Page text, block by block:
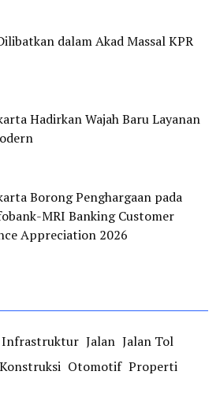
dalam Akad Massal KPR
Hadirkan Wajah Baru Layanan
Borong Penghargaan pada
MRI Banking Customer
Appreciation 2026
Infrastruktur Jalan Jalan Tol
Konstruksi Otomotif Properti